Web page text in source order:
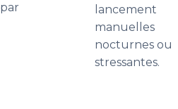
lancement
manuelles
nocturnes ou
stressantes.